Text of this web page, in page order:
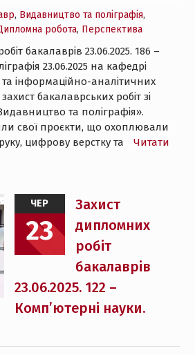
, Видавництво та поліграфія,
робота, Перспектива
бакалаврів 23.06.2025. 186 –
23.06.2025 на кафедрі
та інформаційно-аналітичних
бакалаврських робіт зі
та поліграфія».
свої проєкти, що охоплювали
цифрову верстку та
Читати
ЧЕР
23
Захист
дипломних
робіт
бакалаврів
23.06.2025. 122 –
Комп’ютерні науки.